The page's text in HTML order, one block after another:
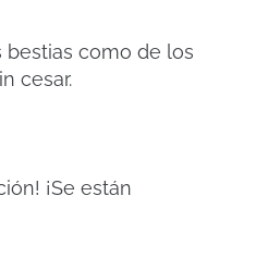
bestias como de los
cesar.
¡Se están